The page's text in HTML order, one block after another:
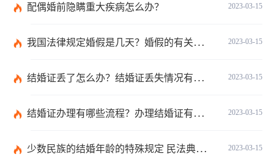
2023-03-15
配偶婚前隐瞒重大疾病怎么办？
2023-03-15
我国法律规定婚假是几天？婚假的有关规定有哪些？
2023-03-15
结婚证丢了怎么办？结婚证丢失情况有哪些？
2023-03-15
结婚证办理有哪些流程？办理结婚证有哪些程序？
2023-03-15
少数民族的结婚年龄的特殊规定 民法典有关结婚的规定